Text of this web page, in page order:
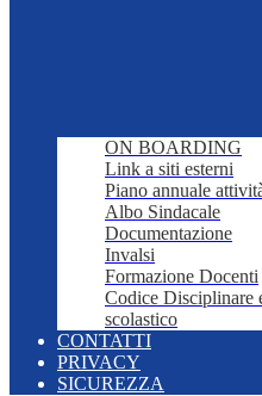
ON BOARDING
Link a siti esterni
Piano annuale
Albo Sindacale
Documentazione
Invalsi
Formazione Docenti
Codice Disciplinare
scolastico
CONTATTI
PRIVACY
SICUREZZA